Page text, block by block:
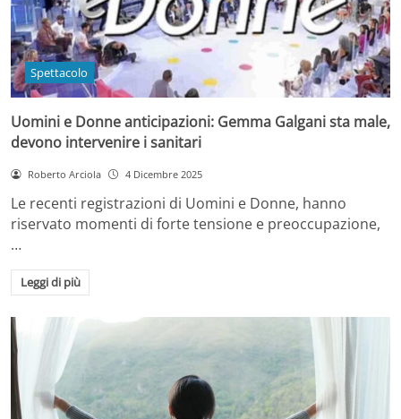
Spettacolo
Uomini e Donne anticipazioni: Gemma Galgani sta male,
devono intervenire i sanitari
Roberto Arciola 4 Dicembre 2025
Le recenti registrazioni di Uomini e Donne, hanno
riservato momenti di forte tensione e preoccupazione,
…
Leggi di più